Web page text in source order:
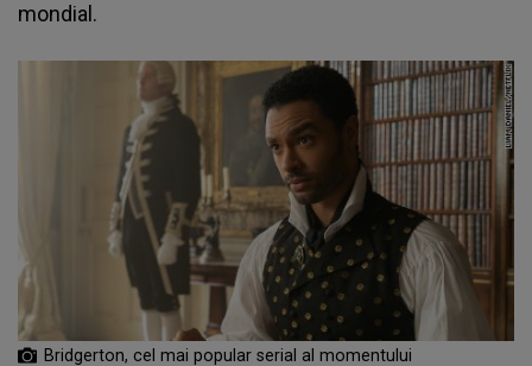
mondial.
Bridgerton, cel mai popular serial al momentului